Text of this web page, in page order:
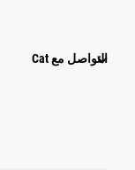
التواصل مع Cat